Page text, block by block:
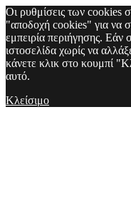
Οι ρυθμίσεις των cookies
"αποδοχή cookies" για να
εμπειρία περιήγησης. Εάν
ιστοσελίδα χωρίς να
κάνετε κλικ στο κουμπί
αυτό.
Κλείσιμο